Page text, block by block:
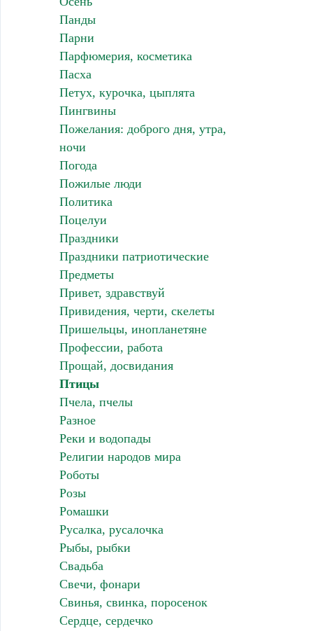
Панды
Парни
Парфюмерия, косметика
Пасха
Петух, курочка, цыплята
Пингвины
Пожелания: доброго дня, утра,
ночи
Погода
Пожилые люди
Политика
Поцелуи
Праздники
Праздники патриотические
Предметы
Привет, здравствуй
Привидения, черти, скелеты
Пришельцы, инопланетяне
Профессии, работа
Прощай, досвидания
Птицы
Пчела, пчелы
Разное
Реки и водопады
Религии народов мира
Роботы
Розы
Ромашки
Русалка, русалочка
Рыбы, рыбки
Свадьба
Свечи, фонари
Свинья, свинка, поросенок
Сердце, сердечко